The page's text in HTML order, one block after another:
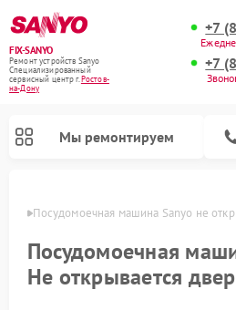
FIX-SANYO
Ремонт устройств Sanyo
Специализированный
cервисный центр г.Ростов-
на-Дону
+7
+7
Мы ремонтируем
Посудомоечная машина Sanyo не
Посудомоечная
Не открывается